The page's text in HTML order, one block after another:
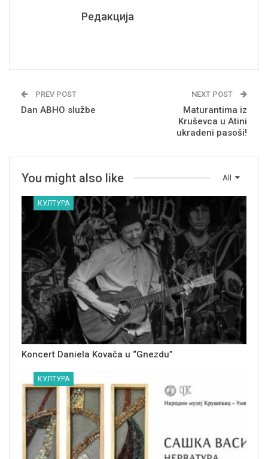
Редакција
PREV POST
Dan ABHO službe
NEXT POST
Maturantima iz
Kruševca u Atini
ukradeni pasoši!
All
You might also like
КУЛТУРА
Koncert Daniela Kovača u “Gnezdu”
КУЛТУРА